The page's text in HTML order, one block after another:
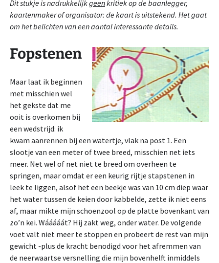
Dit stukje is nadrukkelijkgeenkritiek op de baanlegger,
kaartenmaker of organisator: de kaart is uitstekend. Het gaat
om het belichten van een aantal interessante details.
Fopstenen
Maar laat ik beginnen
met misschien wel
het gekste dat me
ooit is overkomen bij
een wedstrijd: ik
kwam aanrennen bij een watertje, vlak na post 1. Een
slootje van een meter of twee breed, misschien net iets
meer. Net wel of net niet te breed om overheen te
springen, maar omdat er een keurig rijtje stapstenen in
leek te liggen, alsof het een beekje was van 10 cm diep waar
het water tussen de keien door kabbelde, zette ik niet eens
af, maar mikte mijn schoenzool op de platte bovenkant van
zo’n kei. Wááááát? Hij zakt weg, onder water. De volgende
voet valt niet meer te stoppen en probeert de rest van mijn
gewicht -plus de kracht benodigd voor het afremmen van
de neerwaartse versnelling die mijn bovenhelft inmiddels